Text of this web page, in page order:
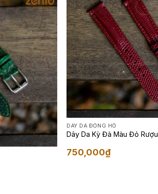
DÂY DA ĐỒNG HỒ
Dây Da Kỳ Đà Màu Đỏ Rượu
750,000₫